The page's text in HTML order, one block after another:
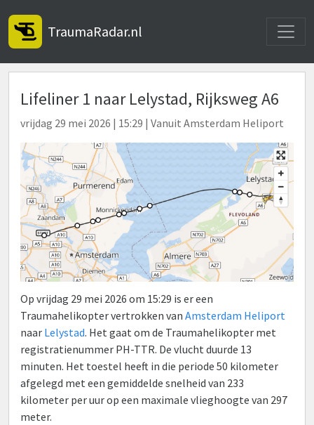
TraumaRadar.nl
Lifeliner 1 naar Lelystad, Rijksweg A6
vrijdag 29 mei 2026 | 15:29 | Vanuit Amsterdam Heliport
Op vrijdag 29 mei 2026 om 15:29 is er een
Traumahelikopter vertrokken van Amsterdam Heliport
naar Lelystad. Het gaat om de Traumahelikopter met
registratienummer PH-TTR. De vlucht duurde 13
minuten. Het toestel heeft in die periode 50 kilometer
afgelegd met een gemiddelde snelheid van 233
kilometer per uur op een maximale vlieghoogte van 297
meter.